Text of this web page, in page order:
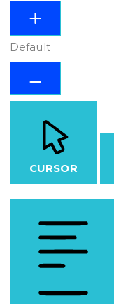
Default
CURSOR